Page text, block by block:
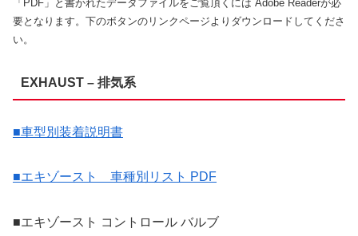
「PDF」と書かれたデータファイルをご覧頂くには Adobe Readerが必
要となります。下のボタンのリンクページよりダウンロードしてくださ
い。
EXHAUST – 排気系
■車型別装着説明書
■エキゾースト 車種別リスト PDF
■エキゾースト コントロール バルブ